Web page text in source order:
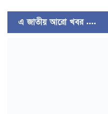
এ জাতীয় আরো খবর ....